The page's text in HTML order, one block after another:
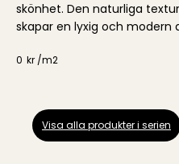
skönhet. Den naturliga
skapar en lyxig och modern
0 kr /m2
Visa alla produkter i serien